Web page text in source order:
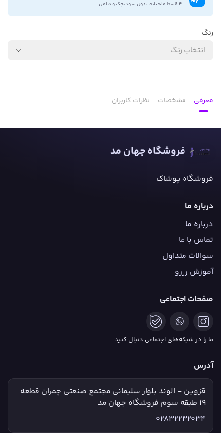
۴ قسط ماهیانه. بدون سود،چک و ضامن.
رنگ
انتخاب رنگ
معرفی مشخصات نظرات کاربران
فروشگاه جهان مد
فروشگاه پوشاک
درباره ما
درباره ما
تماس با ما
سوالات متداول
آموزش رزرو
صفحات اجتماعی
ما را در شبکه‌های اجتماعی دنبال کنید.
آدرس
قزوین - الوند بلوار سلیمانی مجتمع صنعتی چمران قطعه
۱۹ طبقه سوم فروشگاه جهان مد
02832232034